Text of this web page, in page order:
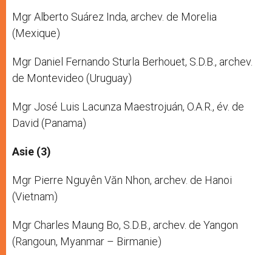
Mgr Alberto Suárez Inda, archev. de Morelia
(Mexique)
Mgr Daniel Fernando Sturla Berhouet, S.D.B., archev.
de Montevideo (Uruguay)
Mgr José Luis Lacunza Maestrojuán, O.A.R., év. de
David (Panama)
Asie (3)
Mgr Pierre Nguyên Văn Nhon, archev. de Hanoi
(Vietnam)
Mgr Charles Maung Bo, S.D.B., archev. de Yangon
(Rangoun, Myanmar – Birmanie)